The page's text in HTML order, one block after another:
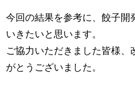
今回の結果を参考に、餃子開
いきたいと思います。
ご協力いただきました皆様、
がとうございました。